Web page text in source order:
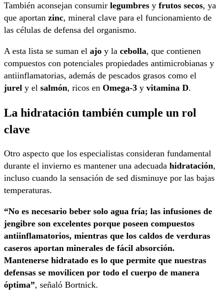
También aconsejan consumir legumbres y frutos secos, ya
que aportan zinc, mineral clave para el funcionamiento de
las células de defensa del organismo.
A esta lista se suman el ajo y la cebolla, que contienen
compuestos con potenciales propiedades antimicrobianas y
antiinflamatorias, además de pescados grasos como el
jurel y el salmón, ricos en Omega-3 y vitamina D.
La hidratación también cumple un rol
clave
Otro aspecto que los especialistas consideran fundamental
durante el invierno es mantener una adecuada hidratación,
incluso cuando la sensación de sed disminuye por las bajas
temperaturas.
“No es necesario beber solo agua fría; las infusiones de
jengibre son excelentes porque poseen compuestos
antiinflamatorios, mientras que los caldos de verduras
caseros aportan minerales de fácil absorción.
Mantenerse hidratado es lo que permite que nuestras
defensas se movilicen por todo el cuerpo de manera
óptima”, señaló Bortnick.